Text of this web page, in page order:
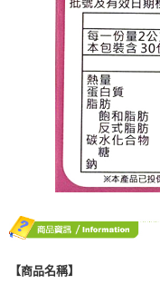
【注意事項】
１．透過由恩沛科技股份有
易，需依本服務之必要範圍
權轉讓予恩沛科技股份有限
２．關於個人資料處理事宜
https://aftee.tw/terms/#terms3
３．未成年的使用者請事
「AFTEE先享後付」，若
４．使用「AFTEE先享後
時審查核予不同之上限額度
５．嚴禁一人註冊多個帳號
恩沛科技股份有限公司將有
【商品名稱】